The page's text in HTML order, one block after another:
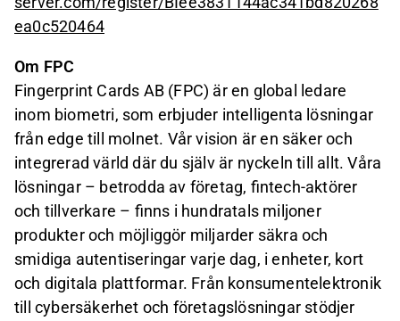
ea0c520464
Om FPC
Fingerprint Cards AB (FPC) är en global ledare
inom biometri, som erbjuder intelligenta lösningar
från edge till molnet. Vår vision är en säker och
integrerad värld där du själv är nyckeln till allt. Våra
lösningar – betrodda av företag, fintech-aktörer
och tillverkare – finns i hundratals miljoner
produkter och möjliggör miljarder säkra och
smidiga autentiseringar varje dag, i enheter, kort
och digitala plattformar. Från konsumentelektronik
till cybersäkerhet och företagslösningar stödjer